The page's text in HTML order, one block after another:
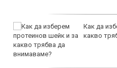
Как да
какво